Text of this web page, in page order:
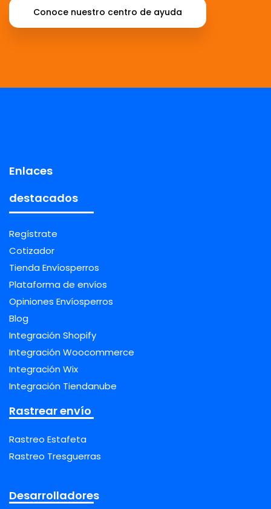
Conoce nuestro centro de ayuda
Enlaces
destacados
Regístrate
Cotizador
Tienda Envíosperros
Plataforma de envíos
Opiniones Envíosperros
Blog
Integración Shopify
Integración Woocommerce
Integración Wix
Integración Tiendanube
Rastrear envío
Rastreo Estafeta
Rastreo Tresguerras
Desarrolladores